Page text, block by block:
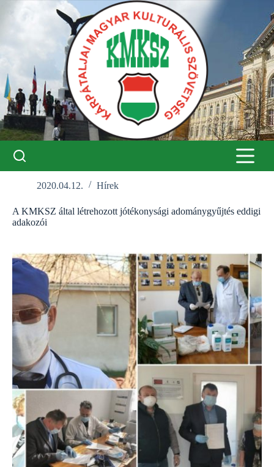
2020.04.12. Hírek
A KMKSZ által létrehozott jótékonysági adománygyűjtés eddigi
adakozói